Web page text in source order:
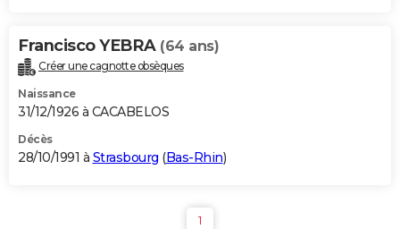
Francisco YEBRA (64 ans)
Créer une cagnotte obsèques
Naissance
31/12/1926 à CACABELOS
Décès
28/10/1991 à Strasbourg (Bas-Rhin)
1